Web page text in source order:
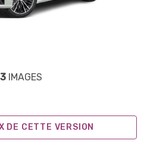
DE CETTE VERSION
IMAGES